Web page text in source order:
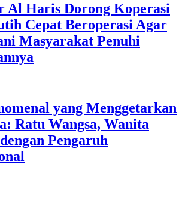
Al Haris Dorong Koperasi
Cepat Beroperasi Agar
Masyarakat Penuhi
yang Menggetarkan
Ratu Wangsa, Wanita
Pengaruh